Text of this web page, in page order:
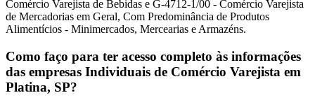
Comércio Varejista de Bebidas e G-4712-1/00 - Comércio Varejista
de Mercadorias em Geral, Com Predominância de Produtos
Alimentícios - Minimercados, Mercearias e Armazéns.
Como faço para ter acesso completo às informações
das empresas Individuais de Comércio Varejista em
Platina, SP?